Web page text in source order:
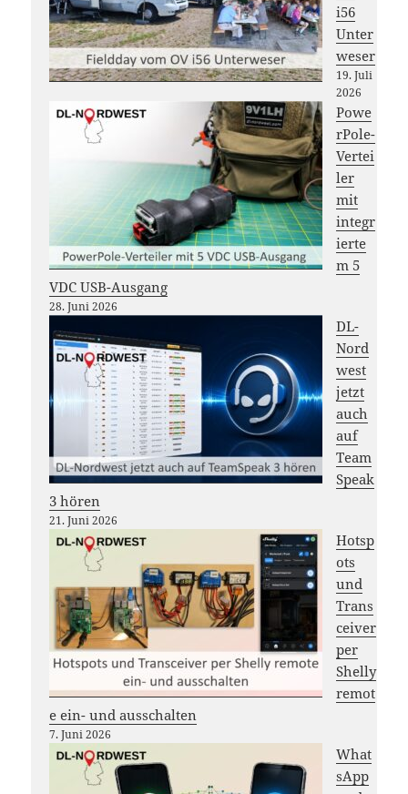
i56
Unter
weser
19. Juli
2026
Powe
rPole-
Vertei
ler
mit
integr
ierte
m 5
VDC USB-Ausgang
28. Juni 2026
DL-
Nord
west
jetzt
auch
auf
Team
Speak
3 hören
21. Juni 2026
Hotsp
ots
und
Trans
ceiver
per
Shelly
remot
e ein- und ausschalten
7. Juni 2026
What
sApp